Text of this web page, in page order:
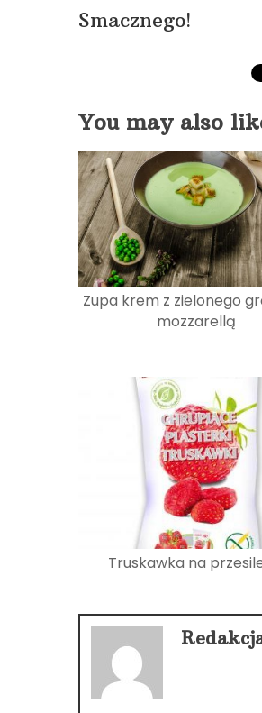
Smacznego!
You may also
Zupa krem z zielonego
mozzarellą
Truskawka na